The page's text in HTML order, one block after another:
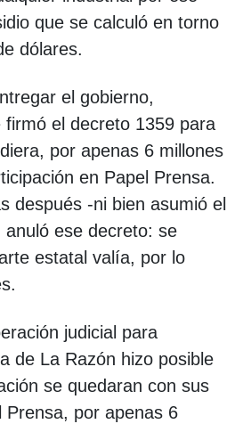
que se calculó en torno
dólares.
el gobierno,
firmó el decreto 1359 para
por apenas 6 millones
en Papel Prensa.
después -ni bien asumió el
ese decreto: se
estatal valía, por lo
judicial para
de La Razón hizo posible
se quedaran con sus
Prensa, por apenas 6